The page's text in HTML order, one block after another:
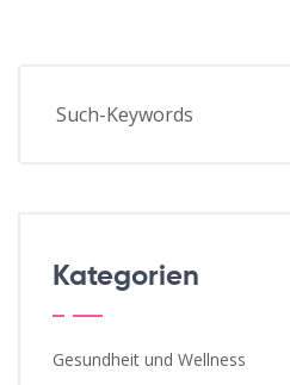
Kategorien
Gesundheit und Wellness